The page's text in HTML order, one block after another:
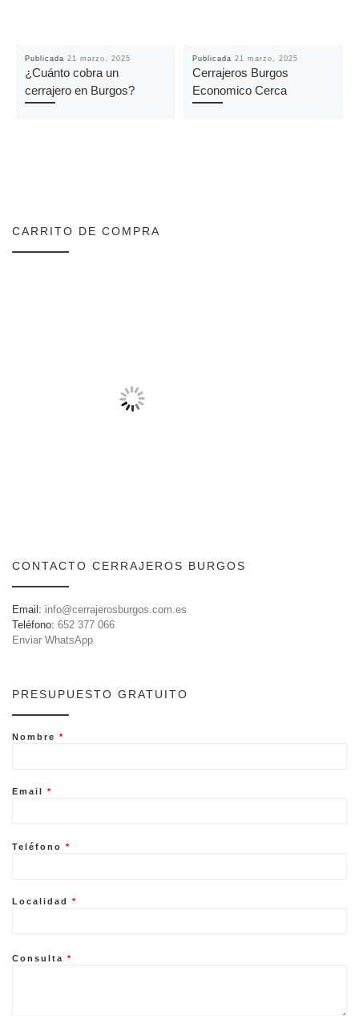
Publicada 21 marzo, 2025
¿Cuánto cobra un
cerrajero en Burgos?
Publicada 21 marzo, 2025
Cerrajeros Burgos
Economico Cerca
CARRITO DE COMPRA
CONTACTO CERRAJEROS BURGOS
Email: info@cerrajerosburgos.com.es
Teléfono: 652 377 066
Enviar WhatsApp
PRESUPUESTO GRATUITO
Nombre *
Email *
Teléfono *
Localidad *
Consulta *